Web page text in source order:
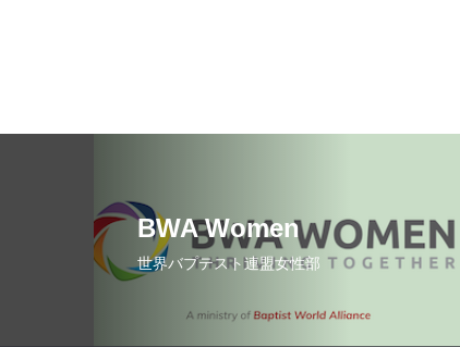
BWA Women
世界バプテスト連盟女性部